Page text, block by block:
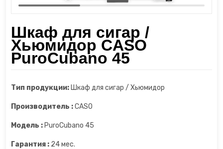
Шкаф для сигар /
Хьюмидор CASO
PuroCubano 45
Тип продукции: Шкаф для сигар / Хьюмидор
Производитель :CASO
Модель : PuroCubano 45
Гарантия : 24 мес.
Кофемашины
Кухонные весы
Льдогенераторы